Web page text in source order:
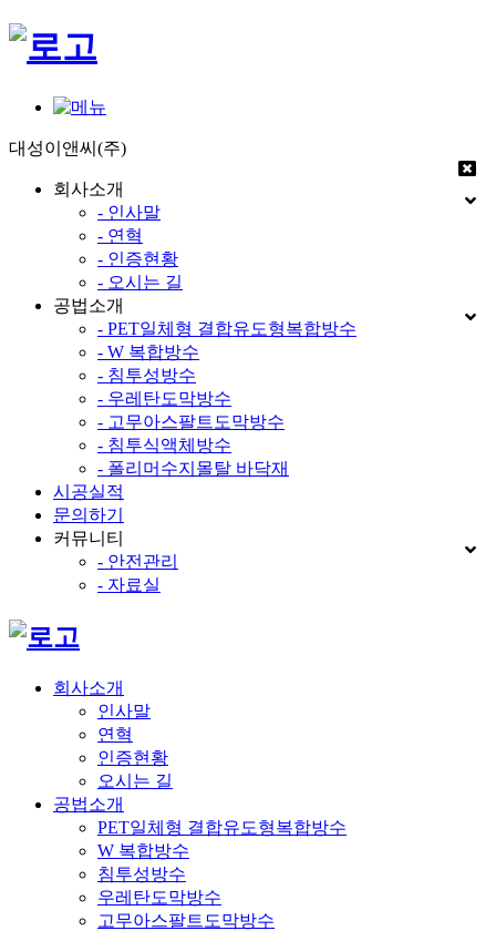
대성이앤씨(주)
회사소개
- 인사말
- 연혁
- 인증현황
- 오시는 길
공법소개
- PET일체형 결합유도형복합방수
- W 복합방수
- 침투성방수
- 우레탄도막방수
- 고무아스팔트도막방수
- 침투식액체방수
- 폴리머수지몰탈 바닥재
시공실적
문의하기
커뮤니티
- 안전관리
- 자료실
회사소개
인사말
연혁
인증현황
오시는 길
공법소개
PET일체형 결합유도형복합방수
W 복합방수
침투성방수
우레탄도막방수
고무아스팔트도막방수